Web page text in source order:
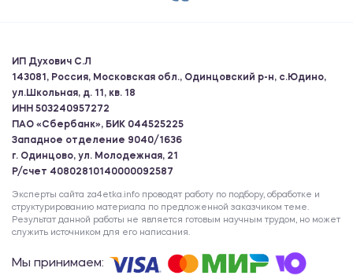
ИП Духович С.Л
143081, Россия, Московская обл., Одинцовский р-н, с.Юдино,
ул.Школьная, д. 11, кв. 18
ИНН 503240957272
ПАО «Сбербанк», БИК 044525225
Западное отделение 9040/1636
г. Одинцово, ул. Молодежная, 21
Р/счет 40802810140000092587
Эксперты сайта za4etka.info проводят работу по подбору, обработке и
структурированию материала по предложенной заказчиком теме.
Результат данной работы не является готовым научным трудом, но может
служить источником для его написания.
Мы принимаем: